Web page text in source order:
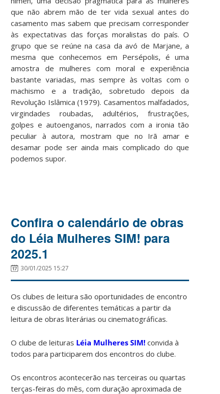
que não abrem mão de ter vida sexual antes do
casamento mas sabem que precisam corresponder
às expectativas das forças moralistas do país. O
grupo que se reúne na casa da avó de Marjane, a
mesma que conhecemos em Persépolis, é uma
amostra de mulheres com moral e experiência
bastante variadas, mas sempre às voltas com o
machismo e a tradição, sobretudo depois da
Revolução Islâmica (1979). Casamentos malfadados,
virgindades roubadas, adultérios, frustrações,
golpes e autoenganos, narrados com a ironia tão
peculiar à autora, mostram que no Irã amar e
desamar pode ser ainda mais complicado do que
podemos supor.
Confira o calendário de obras
do Léia Mulheres SIM! para
2025.1
30/01/2025 15:27
Os clubes de leitura são oportunidades de encontro
e discussão de diferentes temáticas a partir da
leitura de obras literárias ou cinematográficas.
O clube de leituras Léia Mulheres SIM! convida à
todos para participarem dos encontros do clube.
Os encontros acontecerão nas terceiras ou quartas
terças-feiras do mês, com duração aproximada de